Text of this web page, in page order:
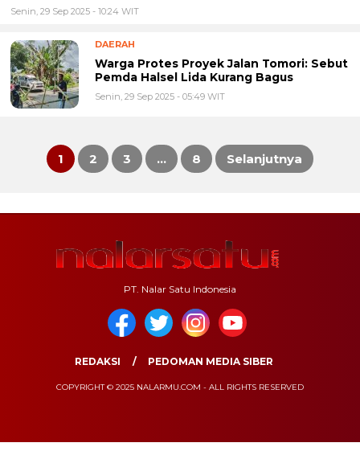
Senin, 29 Sep 2025 - 10:24 WIT
DAERAH
Warga Protes Proyek Jalan Tomori: Sebut
Pemda Halsel Lida Kurang Bagus
Senin, 29 Sep 2025 - 05:49 WIT
Paginasi
1 2 3 … 8 Selanjutnya
PT. Nalar Satu Indonesia
REDAKSI PEDOMAN MEDIA SIBER
COPYRIGHT © 2025 NALARMU.COM - ALL RIGHTS RESERVED